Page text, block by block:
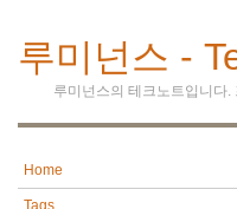
루미넌스 -
루미넌스의 테크노트입니다
Home